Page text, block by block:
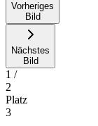
Vorheriges
Bild
Nächstes
Bild
1 /
2
Platz
3